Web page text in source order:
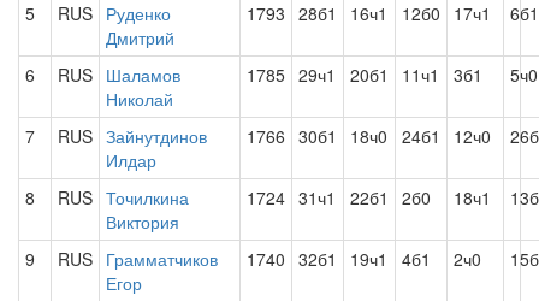
5 RUS Руденко
Дмитрий
1793 28б1 16ч1 12б0 17ч1 6б1
6 RUS Шаламов
Николай
1785 29ч1 20б1 11ч1 3б1 5ч0
7 RUS Зайнутдинов
Илдар
1766 30б1 18ч0 24б1 12ч0
8 RUS Точилкина
Виктория
1724 31ч1 22б1 2б0 18ч1
9 RUS Грамматчиков
Егор
1740 32б1 19ч1 4б1 2ч0